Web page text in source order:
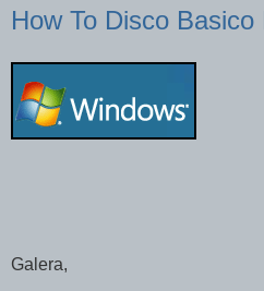
How To Disco Basico
Galera,